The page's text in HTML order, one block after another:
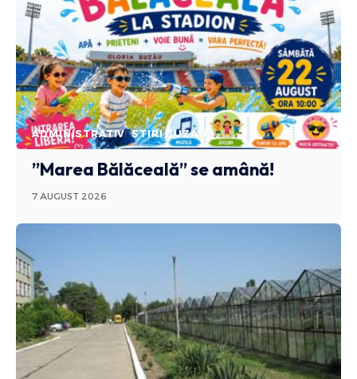
ADMINISTRATIV STIRI BUZAU
”Marea Bălăceală” se amână!
7 AUGUST 2026